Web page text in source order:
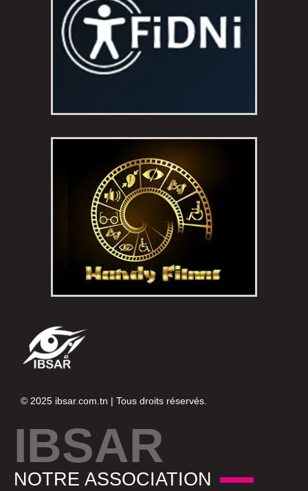
© 2025 ibsar.com.tn | Tous droits réservés.
IBSAR
NOTRE ASSOCIATION